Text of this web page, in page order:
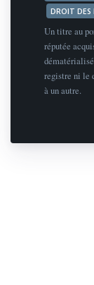
DROIT DES
Un titre au
réputée
registre ni le
à un autre.